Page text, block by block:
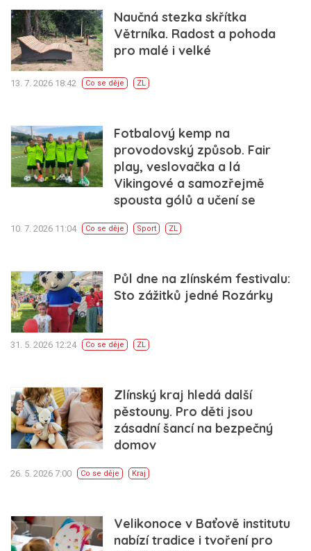
Naučná stezka skřítka
Větrníka. Radost a pohoda
pro malé i velké
13. 7. 2026 18:42 Co se děje ZL
Fotbalový kemp na
provodovský způsob. Fair
play, veslovačka a lá
Vikingové a samozřejmě
spousta gólů a učení se
10. 7. 2026 11:04 Co se děje Sport ZL
Půl dne na zlínském festivalu:
Sto zážitků jedné Rozárky
31. 5. 2026 12:24 Co se děje ZL
Zlínský kraj hledá další
pěstouny. Pro děti jsou
zásadní šancí na bezpečný
domov
26. 5. 2026 7:00 Co se děje Kraj
Velikonoce v Baťově institutu
nabízí tradice i tvoření pro